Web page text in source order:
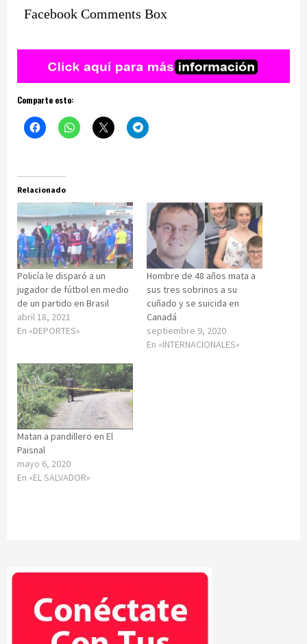
Facebook Comments Box
Comparte esto:
Relacionado
Policía le disparó a un
jugador de fútbol en medio
de un partido en Brasil
abril 18, 2021
En «DEPORTES»
Hombre de 48 años mata a
sus tres sobrinos a su
cuñado y se suicida en
Canadá
septiembre 9, 2020
En «INTERNACIONALES»
Matan a pandillero en El
Paisnal
mayo 6, 2020
En «EL SALVADOR»